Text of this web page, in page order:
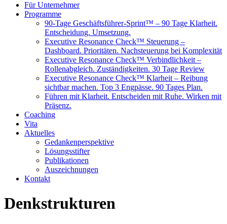
Für Unternehmer
Programme
90-Tage Geschäftsführer-Sprint™ – 90 Tage Klarheit.
Entscheidung. Umsetzung.
Executive Resonance Check™ Steuerung –
Dashboard. Prioritäten. Nachsteuerung bei Komplexität
Executive Resonance Check™ Verbindlichkeit –
Rollenabgleich. Zuständigkeiten. 30 Tage Review
Executive Resonance Check™ Klarheit – Reibung
sichtbar machen. Top 3 Engpässe. 90 Tages Plan.
Führen mit Klarheit. Entscheiden mit Ruhe. Wirken mit
Präsenz.
Coaching
Vita
Aktuelles
Gedankenperspektive
Lösungsstifter
Publikationen
Auszeichnungen
Kontakt
Denkstrukturen